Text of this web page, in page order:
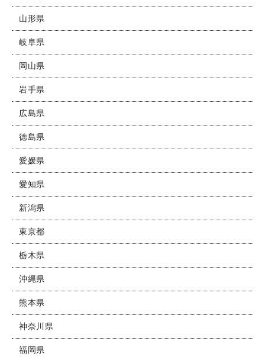
山形県
岐阜県
岡山県
岩手県
広島県
徳島県
愛媛県
愛知県
新潟県
東京都
栃木県
沖縄県
熊本県
神奈川県
福岡県